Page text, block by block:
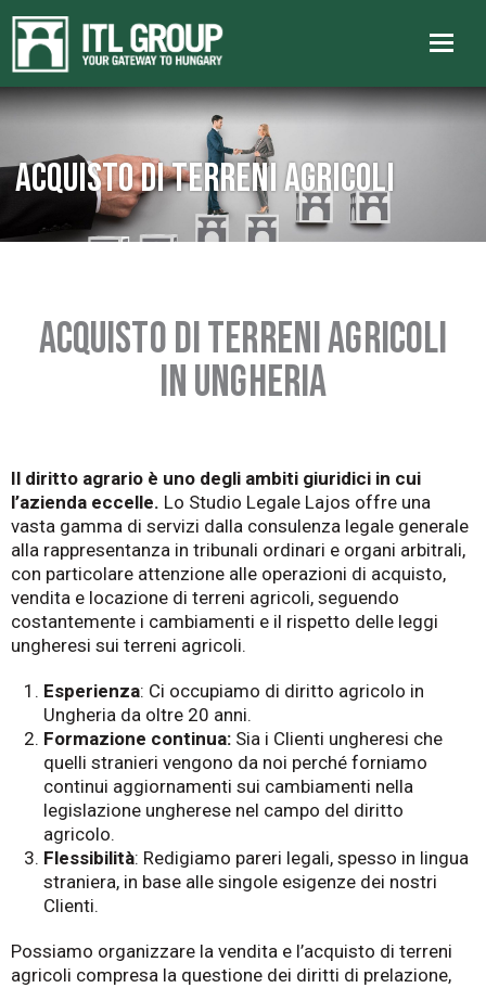
Acquisto di terreni agricoli
ACQUISTO DI TERRENI AGRICOLI
IN UNGHERIA
Il diritto agrario è uno degli ambiti giuridici in cui
l’azienda eccelle. Lo Studio Legale Lajos offre una
vasta gamma di servizi dalla consulenza legale generale
alla rappresentanza in tribunali ordinari e organi arbitrali,
con particolare attenzione alle operazioni di acquisto,
vendita e locazione di terreni agricoli, seguendo
costantemente i cambiamenti e il rispetto delle leggi
ungheresi sui terreni agricoli.
Esperienza: Ci occupiamo di diritto agricolo in
Ungheria da oltre 20 anni.
Formazione continua: Sia i Clienti ungheresi che
quelli stranieri vengono da noi perché forniamo
continui aggiornamenti sui cambiamenti nella
legislazione ungherese nel campo del diritto
agricolo.
Flessibilità: Redigiamo pareri legali, spesso in lingua
straniera, in base alle singole esigenze dei nostri
Clienti.
Possiamo organizzare la vendita e l’acquisto di terreni
agricoli compresa la questione dei diritti di prelazione,